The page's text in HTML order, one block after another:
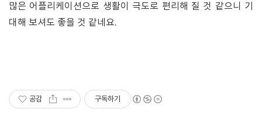
많은 어플리케이션으로 생활이 극도로 편리해 질 것 같으니 기
대해 보셔도 좋을 것 같네요.
공감 구독하기